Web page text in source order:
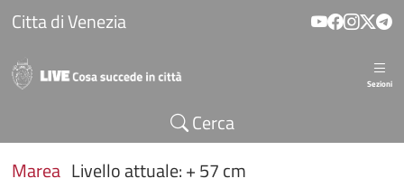
Salta al contenuto principale
Citta di Venezia
Sezioni
Cerca
Marea Livello attuale: + 57 cm